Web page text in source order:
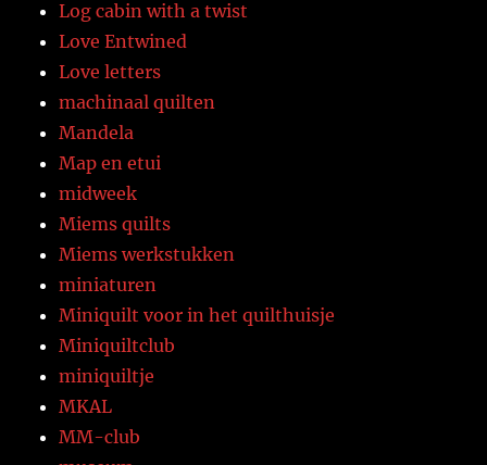
Log cabin with a twist
Love Entwined
Love letters
machinaal quilten
Mandela
Map en etui
midweek
Miems quilts
Miems werkstukken
miniaturen
Miniquilt voor in het quilthuisje
Miniquiltclub
miniquiltje
MKAL
MM-club